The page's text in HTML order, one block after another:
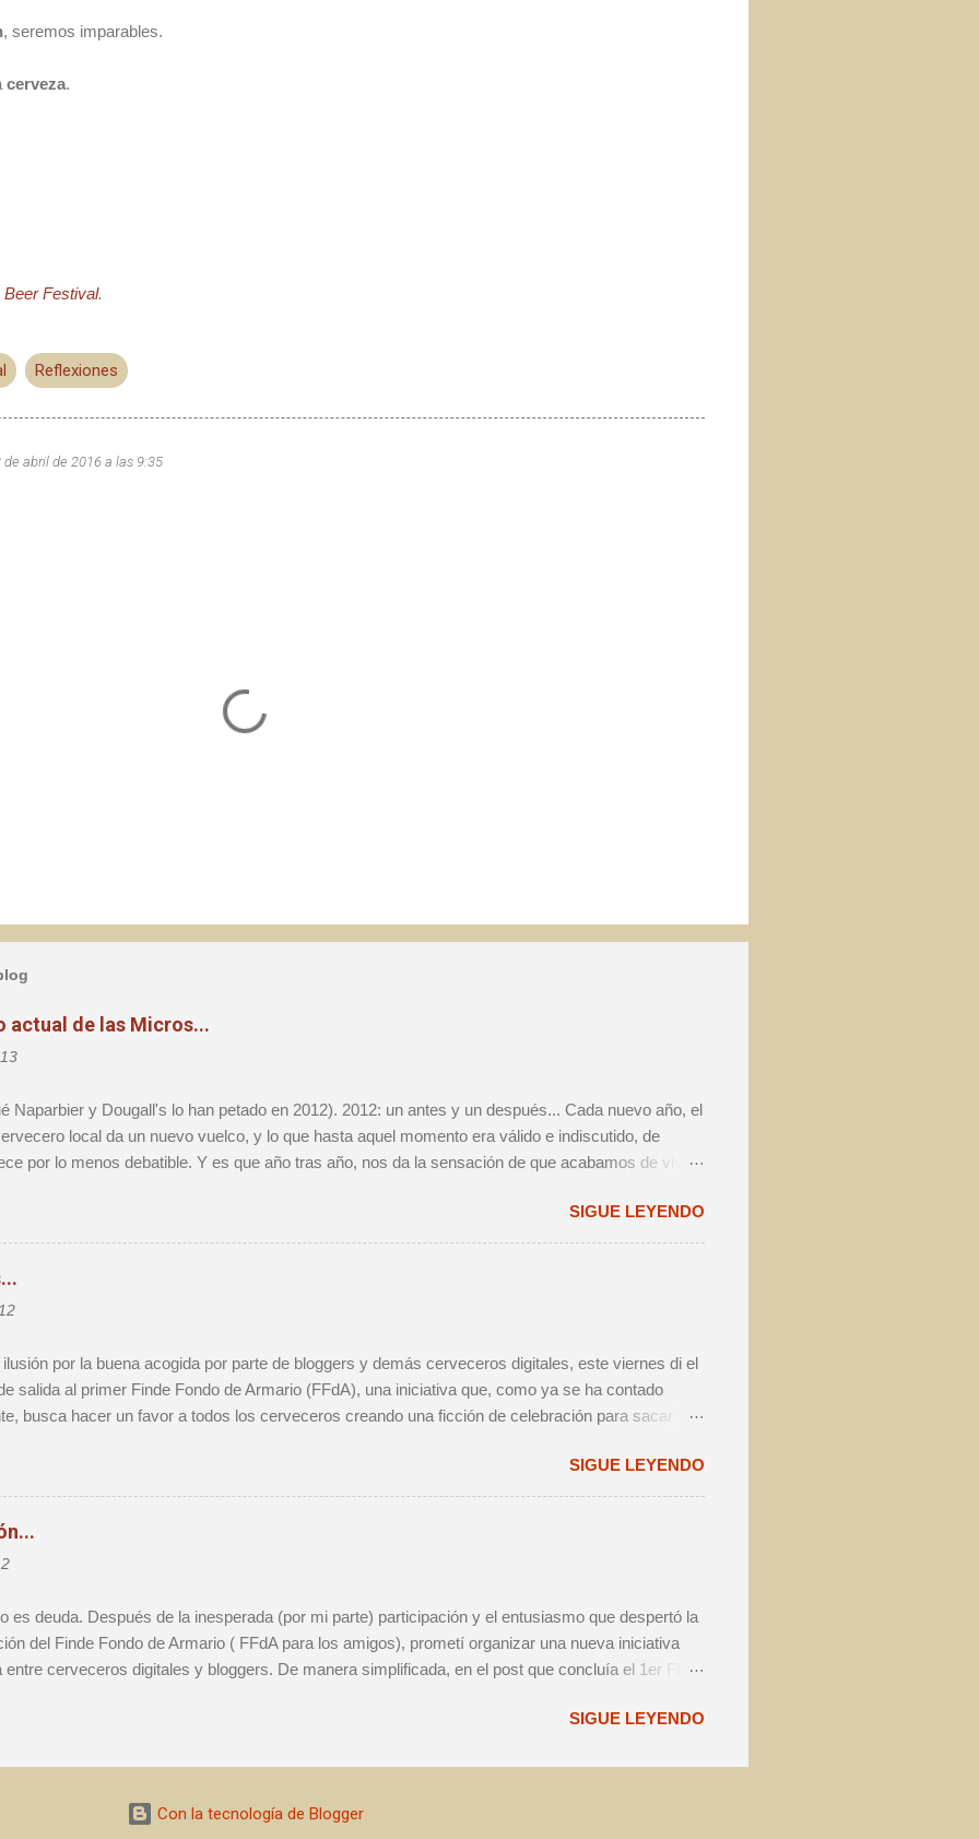
, seremos imparables.
cerveza.
Festival.
Reflexiones
de abril de 2016 a las 9:35
actual de las Micros...
Naparbier y Dougall's lo han petado en 2012). 2012: un antes y un después... Cada nuevo año, el
local da un nuevo vuelco, y lo que hasta aquel momento era válido e indiscutido, de
por lo menos debatible. Y es que año tras año, nos da la sensación de que acabamos de vivir
obstante, voy a mojarme y afirmaré que 2012 será muy recordado entre los amantes de la
creo que marca un punto de inflexión importante que personalmente estimo va a marcar la
pudo atender a mucha de la gente que quiso ir, aún habiendo hospedado en total unas 10.000
SIGUE LEYENDO
por la buena acogida por parte de bloggers y demás cerveceros digitales, este viernes di el
salida al primer Finde Fondo de Armario (FFdA), una iniciativa que, como ya se ha contado
busca hacer un favor a todos los cerveceros creando una ficción de celebración para sacar
cervezas de las que no queremos consumir en el día a día por tratarse, a nuestro juicio, de
En el anterior post os presenté mis cervezas elegidas, además de dejaros con la
una "Tapada" de etiqueta minimalista, un poco estilo De Molen. Finalmente, mi FFdA particular se
mi parte. Sí, es el de "Érase una vez...". En este punto, y antes de pasar al análisis de mis c...
SIGUE LEYENDO
es deuda. Después de la inesperada (por mi parte) participación y el entusiasmo que despertó la
del Finde Fondo de Armario ( FFdA para los amigos), prometí organizar una nueva iniciativa
entre cerveceros digitales y bloggers. De manera simplificada, en el post que concluía el 1er FFdA
del blog hemos decidido bautizar como #MCV2012 , que responde a las siglas de ( # para el
la que estamos sumergidos, he decidido reciclar recursos y utilizar la misma imagen que para el
retoques. Así, de paso, seguimos la línea patillera tan propia de esta bitácora. PAUTAS
SIGUE LEYENDO
Con la tecnología de Blogger